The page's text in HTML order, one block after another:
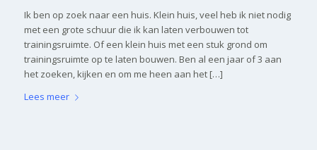
Ik ben op zoek naar een huis. Klein huis, veel heb ik niet nodig
met een grote schuur die ik kan laten verbouwen tot
trainingsruimte. Of een klein huis met een stuk grond om
trainingsruimte op te laten bouwen. Ben al een jaar of 3 aan
het zoeken, kijken en om me heen aan het […]
Lees meer